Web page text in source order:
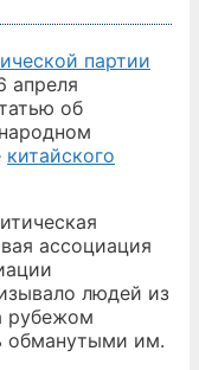
партии
апреля
об
китайского
ассоциация
людей из
рубежом
обманутыми им.